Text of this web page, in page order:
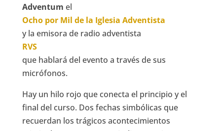
Adventum el
Ocho por Mil de la Iglesia Adventista
y la emisora de radio adventista
RVS
que hablará del evento a través de sus
micrófonos.
Hay un hilo rojo que conecta el principio y el
final del curso. Dos fechas simbólicas que
recuerdan los trágicos acontecimientos